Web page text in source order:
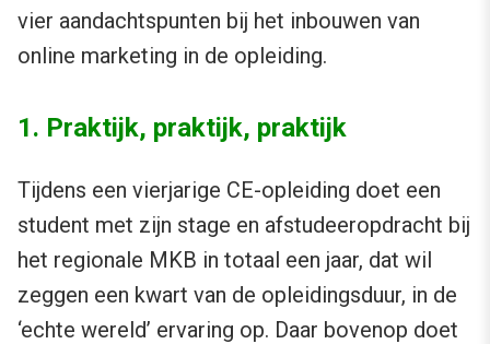
vier aandachtspunten bij het inbouwen van
online marketing in de opleiding.
1. Praktijk, praktijk, praktijk
Tijdens een vierjarige CE-opleiding doet een
student met zijn stage en afstudeeropdracht bij
het regionale MKB in totaal een jaar, dat wil
zeggen een kwart van de opleidingsduur, in de
‘echte wereld’ ervaring op. Daar bovenop doet